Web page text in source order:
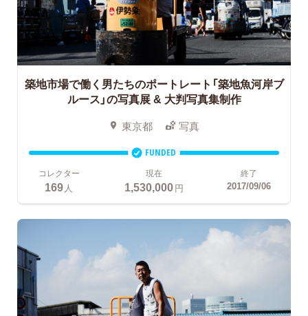
築地市場で働く男たちのポートレート「築地魚河岸ブ
ルース」の写真展 & 大判写真集制作
東京都 写真
FUNDED
コレクター
169 人
現在
1,530,000円
終了
2017/09/06